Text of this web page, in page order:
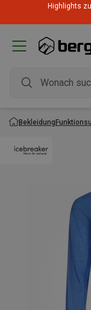
Highlights
Bekleidung